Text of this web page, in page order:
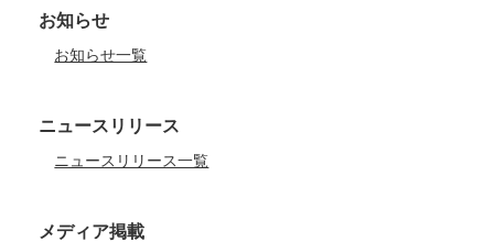
お知らせ
お知らせ一覧
ニュースリリース
ニュースリリース一覧
メディア掲載